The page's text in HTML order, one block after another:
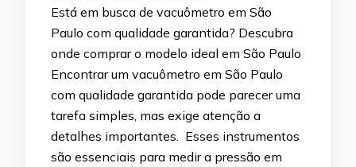
Está em busca de vacuômetro em São
Paulo com qualidade garantida? Descubra
onde comprar o modelo ideal em São Paulo
Encontrar um vacuômetro em São Paulo
com qualidade garantida pode parecer uma
tarefa simples, mas exige atenção a
detalhes importantes. Esses instrumentos
são essenciais para medir a pressão em